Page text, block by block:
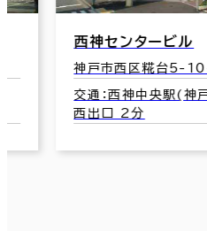
西神センタービル
神戸市西区糀台5-
交通：西神中央駅(神
西出口 2分